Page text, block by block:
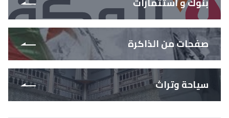
صفحات من الذاكرة
سياحة وتراث